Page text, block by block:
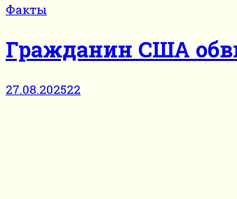
Факты
Гражданин США
27.08.202522